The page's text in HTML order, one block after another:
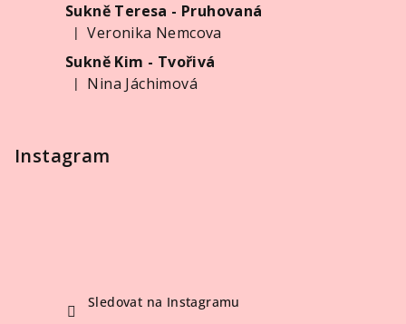
Sukně Teresa - Pruhovaná
Hodnocení produktu je 5 z 5 hvězdiček.
|
Veronika Nemcova
Sukně Kim - Tvořivá
Hodnocení produktu je 5 z 5 hvězdiček.
| Nina Jáchimová
Instagram
Sledovat na Instagramu